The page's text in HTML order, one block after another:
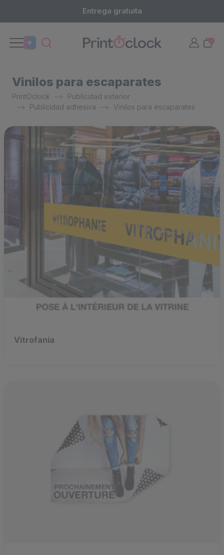
Entrega gratuita
0
Vinilos para escaparates
PrintOclock
Publicidad exterior
Publicidad adhesiva
Vinilos para escaparates
Vitrofanía